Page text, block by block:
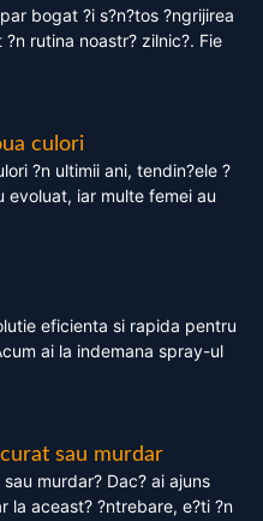
bogat ?i s?n?tos ?ngrijirea
rutina noastr? zilnic?. Fie
culori
?n ultimii ani, tendin?ele ?
evoluat, iar multe femei au
eficienta si rapida pentru
ai la indemana spray-ul
sau murdar
murdar? Dac? ai ajuns
la aceast? ?ntrebare, e?ti ?n